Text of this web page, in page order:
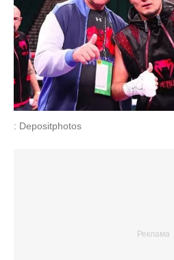
: Depositphotos